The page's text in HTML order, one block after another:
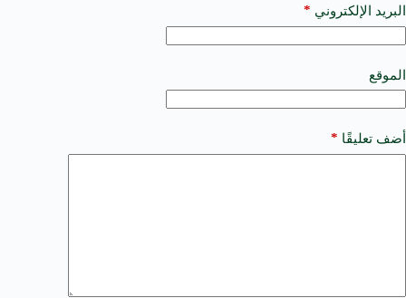
البريد الإلكتروني *
الموقع
أضف تعليقًا *
a
t
i
e
: